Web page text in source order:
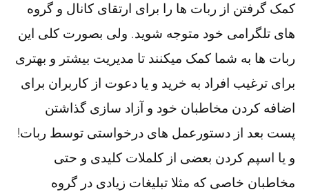
کمک گرفتن از ربات ها را برای ارتقای کانال و گروه
های تلگرامی خود متوجه شوید. ولی بصورت کلی این
ربات ها به شما کمک میکنند تا مدیریت بیشتر و بهتری
برای ترغیب افراد به خرید و یا دعوت از کاربران برای
اضافه کردن مخاطبان خود و آزاد سازی گذاشتن
پست بعد از دستورعمل های درخواستی توسط ربات!
و یا اسپم کردن بعضی از کلملات کلیدی و حتی
مخاطبان خاصی که مثلا تبلیغات زیادی در گروه